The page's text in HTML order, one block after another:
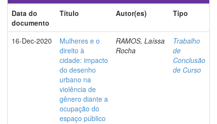
Data do
documento
Título Autor(es) Tipo
16-Dec-2020
Mulheres e o
direito à
cidade: impacto
do desenho
urbano na
violência de
gênero diante a
ocupação do
espaço público
RAMOS, Laíssa
Rocha
Trabalho
de
Conclusão
de Curso